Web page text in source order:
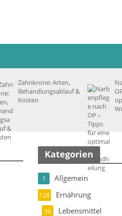
Zahnkrone: Arten,
Behandlungsablauf &
Kosten
Kategorien
Allgemein
1
Ernährung
128
Lebensmittel
39